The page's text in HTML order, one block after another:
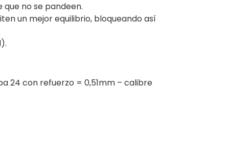
no se pandeen.
un mejor equilibrio, bloqueando así
24 con refuerzo = 0,51mm – calibre